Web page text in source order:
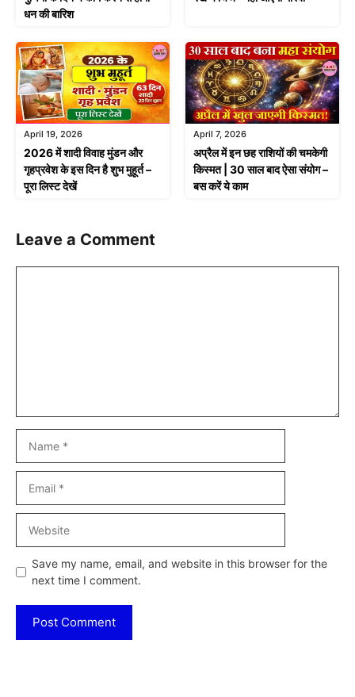
धन की बारिश
April 19, 2026
2026 में शादी विवाह मुंडन और
गृहप्रवेश के इस दिन है शुभ मुहूर्त –
पूरा लिस्ट देखें
April 7, 2026
अप्रैल में इन छह राशियों की चमकेगी
किस्मत | 30 साल बाद ऐसा संयोग –
बस करें ये काम
Leave a Comment
Save my name, email, and website in this browser for the
next time I comment.